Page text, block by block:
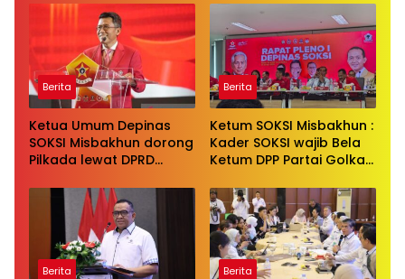
serangan bersifat
pribadi kepada Ketua
Golkar Bahlil Lahadalia
Berita
Ketua Umum Depinas
SOKSI Misbakhun dorong
Pilkada lewat DPRD
pilkada langsung
Berita
Ketum SOKSI Misbakhun :
Kader SOKSI wajib Bela
Ketum DPP Partai Golkar
Publik
Berita Berita